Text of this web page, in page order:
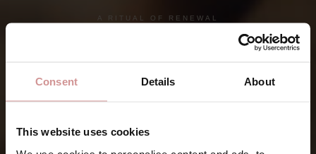
Consent Details About
This website uses cookies
A RITUAL OF RENEWAL